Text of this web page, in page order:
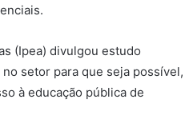
(Ipea) divulgou estudo
setor para que seja possível,
à educação pública de